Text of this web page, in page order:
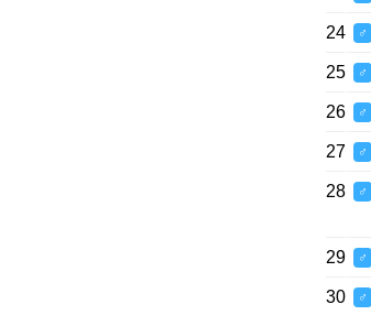
24 ♂
25 ♂
26 ♂
27 ♂
28 ♂
29 ♂
30 ♂